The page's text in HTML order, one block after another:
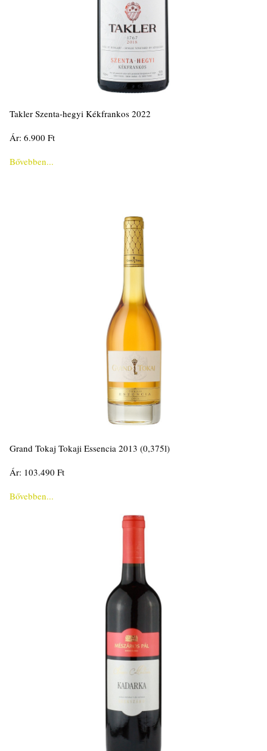
Takler Szenta-hegyi Kékfrankos 2022
Ár: 6.900 Ft
Bővebben...
Grand Tokaj Tokaji Essencia 2013 (0,375l)
Ár: 103.490 Ft
Bővebben...